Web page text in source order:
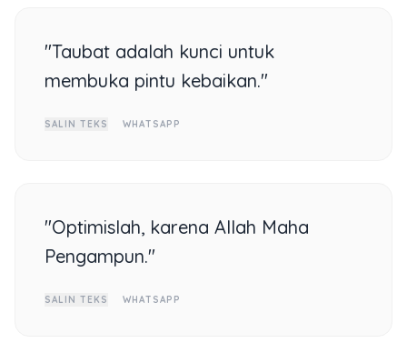
"Taubat adalah kunci untuk
membuka pintu kebaikan."
SALIN TEKS WHATSAPP
"Optimislah, karena Allah Maha
Pengampun."
SALIN TEKS WHATSAPP